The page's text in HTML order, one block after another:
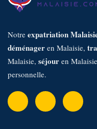
Notre expatriation
déménager en Malaisie,
Malaisie, séjour en
personnelle.